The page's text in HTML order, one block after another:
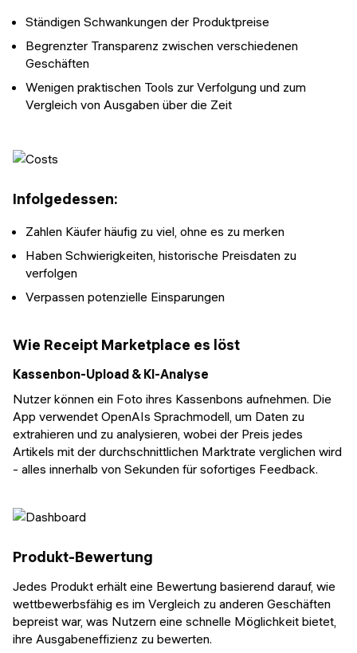
Ständigen Schwankungen der Produktpreise
Begrenzter Transparenz zwischen verschiedenen
Geschäften
Wenigen praktischen Tools zur Verfolgung und zum
Vergleich von Ausgaben über die Zeit
Infolgedessen:
Zahlen Käufer häufig zu viel, ohne es zu merken
Haben Schwierigkeiten, historische Preisdaten zu
verfolgen
Verpassen potenzielle Einsparungen
Wie Receipt Marketplace es löst
Kassenbon-Upload & KI-Analyse
Nutzer können ein Foto ihres Kassenbons aufnehmen. Die
App verwendet OpenAIs Sprachmodell, um Daten zu
extrahieren und zu analysieren, wobei der Preis jedes
Artikels mit der durchschnittlichen Marktrate verglichen wird
- alles innerhalb von Sekunden für sofortiges Feedback.
Produkt-Bewertung
Jedes Produkt erhält eine Bewertung basierend darauf, wie
wettbewerbsfähig es im Vergleich zu anderen Geschäften
bepreist war, was Nutzern eine schnelle Möglichkeit bietet,
ihre Ausgabeneffizienz zu bewerten.